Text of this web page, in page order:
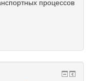
процессов